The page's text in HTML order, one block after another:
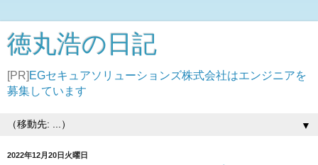
徳丸浩の日記
[PR] EGセキュアソリューションズ株式会社はエンジニアを
募集しています
▼
2022年12月20日火曜日